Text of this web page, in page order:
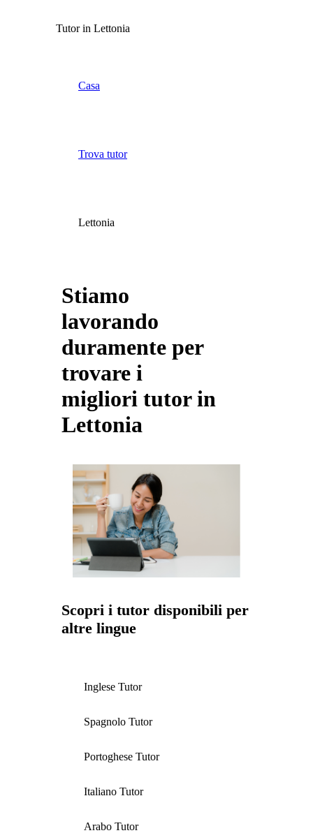
Tutor in Lettonia
Casa
Trova tutor
Lettonia
Stiamo
lavorando
duramente per
trovare i
migliori tutor in
Lettonia
Scopri i tutor disponibili per
altre lingue
Inglese Tutor
Spagnolo Tutor
Portoghese Tutor
Italiano Tutor
Arabo Tutor